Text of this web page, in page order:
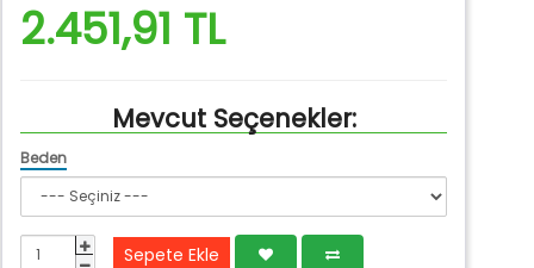
2.451,91 TL
Mevcut Seçenekler:
Beden
Sepete Ekle